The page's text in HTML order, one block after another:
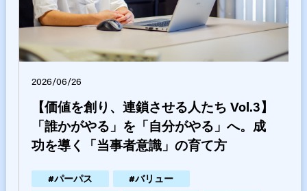
2026/06/26
【価値を創り、連鎖させる人たち Vol.3】
「誰かがやる」を「自分がやる」へ。成
功を導く「当事者意識」の育て方
#パーパス #バリュー